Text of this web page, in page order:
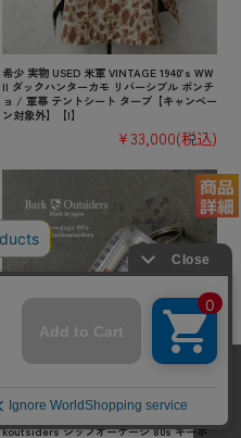
希少 実物 USED 米軍 VINTAGE 1940’s WW
II ダックハンターカモ リバーシブル ポンチ
ョ / 軍幕 テントシート タープ【キャンペー
ン対象外】【I】
¥33,000(税込)
【即日出荷対応】BARK OUTSIDERS バーク
アウトサイダーズ Zip-o-gage 80s for Bar
koutsiders ジップオーゲージ 80s キーホ